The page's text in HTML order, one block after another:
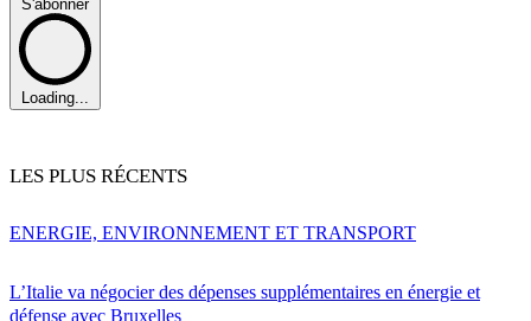
S'abonner
Loading...
LES PLUS RÉCENTS
L’Italie va négocier des dépenses supplémentaires en énergie et
défense avec Bruxelles
ENERGIE, ENVIRONNEMENT ET TRANSPORT